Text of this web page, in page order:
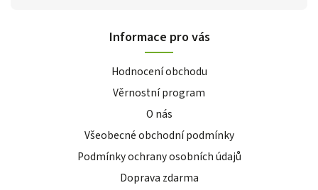
Informace pro vás
Hodnocení obchodu
Věrnostní program
O nás
Všeobecné obchodní podmínky
Podmínky ochrany osobních údajů
Doprava zdarma